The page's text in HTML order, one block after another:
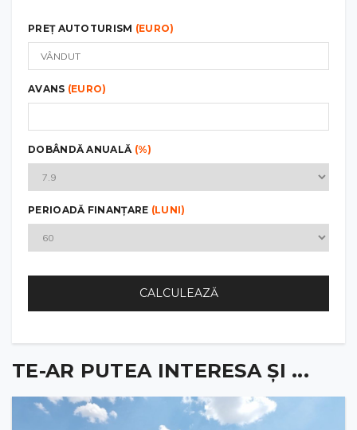
PREȚ AUTOTURISM (EURO)
AVANS (EURO)
DOBÂNDĂ ANUALĂ (%)
PERIOADĂ FINANȚARE (LUNI)
CALCULEAZĂ
TE-AR PUTEA INTERESA ȘI ...